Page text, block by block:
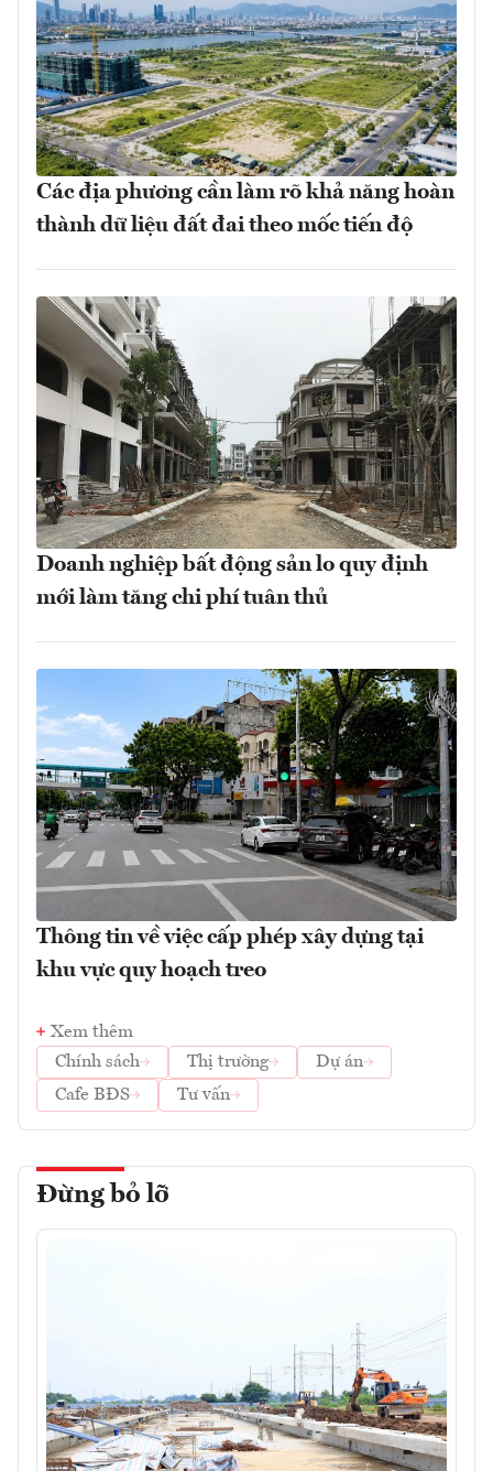
Các địa phương cần làm rõ khả năng hoàn
thành dữ liệu đất đai theo mốc tiến độ
Doanh nghiệp bất động sản lo quy định
mới làm tăng chi phí tuân thủ
Thông tin về việc cấp phép xây dựng tại
khu vực quy hoạch treo
Xem thêm
Chính sách
Thị trường
Dự án
Cafe BĐS
Tư vấn
Đừng bỏ lỡ